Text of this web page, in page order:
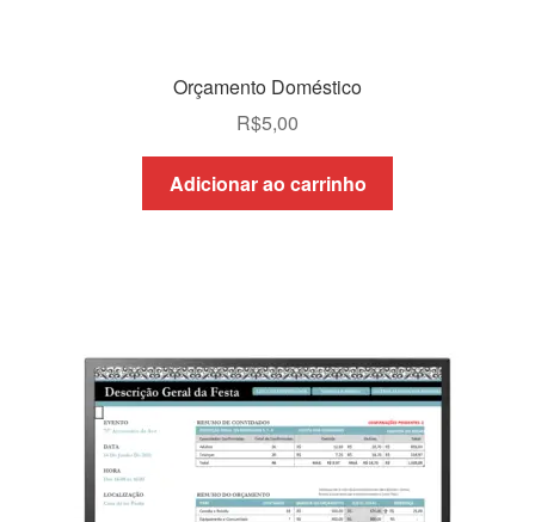
Orçamento Doméstico
R$5,00
Adicionar ao carrinho